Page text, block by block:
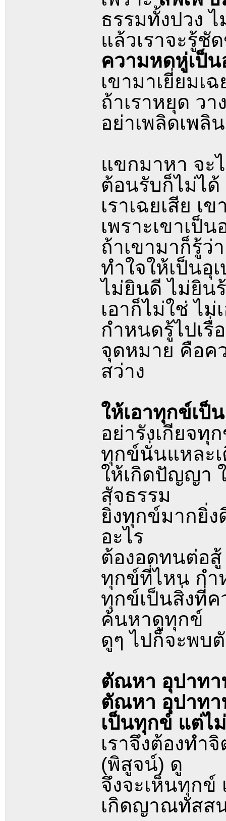
ธรรมทั้งปวง
แล้วเราจะรู้ชั
ความหดหู่เป็
เขามาเยี่ยมเ
ถ้าเราหยุด วา
อย่าเพลิดเพ
แขกมาหา จะไ
ต้อนรับก็ไม่ได้
เราเฉยเสีย เ
เพราะเขาเป็
ถ้าเขามาก็รู้ว่
ทำใจให้เป็นอุ
ไม่ยินดี ไม่ยิน
เอาก็ไม่ใช่ ไม่
กำหนดรู้ไปเรื่
จุดหมาย คือค
สว่าง
ให้เอาทุกข์เป็
อย่ารังเกียจ
ทุกข์นั่นแหละเ
ให้เกิดปัญญา
สัจธรรม
ยิ่งทุกข์มากยิ่ง
อะไร
ต้องอดทนต่อ
ทุกข์ที่ไหน ก
ทุกข์เป็นสิ่งที่
ค้นหาดูทุกข์
ดูๆ ไปก็จะพบ
ตัณหา อุปาทา
ตัณหา อุปาทา
เป็นทุกข์ แต่ไ
เราจึงต้องทำ
(พิสูจน์) ดู
จึงจะเห็นทุกข์
เกิดญาณทัสส